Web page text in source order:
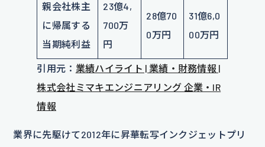
親会社株主
に帰属する
当期純利益
23億4,
700万
円
28億70
0万円
31億6,0
00万円
引用元： 業績ハイライト | 業績・財務情報 |
株式会社ミマキエンジニアリング 企業・IR
情報
業界に先駆けて2012年に昇華転写インクジェットプリ